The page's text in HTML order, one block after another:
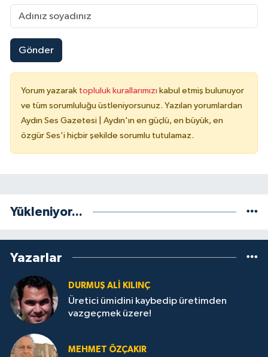
Gönder
Yorum yazarak topluluk kurallarımızı kabul etmiş bulunuyor
ve tüm sorumluluğu üstleniyorsunuz. Yazılan yorumlardan
Aydın Ses Gazetesi | Aydın'ın en güçlü, en büyük, en
özgür Ses'i hiçbir şekilde sorumlu tutulamaz.
Yükleniyor...
Yazarlar
DURMUŞ ALI KILINÇ
Üretici ümidini kaybedip üretimden
vazgeçmek üzere!
MEHMET ÖZÇAKIR